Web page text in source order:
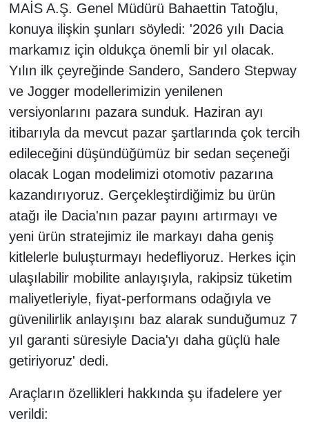
MAİS A.Ş. Genel Müdürü Bahaettin Tatoğlu,
konuya ilişkin şunları söyledi: '2026 yılı Dacia
markamız için oldukça önemli bir yıl olacak.
Yılın ilk çeyreğinde Sandero, Sandero Stepway
ve Jogger modellerimizin yenilenen
versiyonlarını pazara sunduk. Haziran ayı
itibarıyla da mevcut pazar şartlarında çok tercih
edileceğini düşündüğümüz bir sedan seçeneği
olacak Logan modelimizi otomotiv pazarına
kazandırıyoruz. Gerçekleştirdiğimiz bu ürün
atağı ile Dacia'nın pazar payını artırmayı ve
yeni ürün stratejimiz ile markayı daha geniş
kitlelerle buluşturmayı hedefliyoruz. Herkes için
ulaşılabilir mobilite anlayışıyla, rakipsiz tüketim
maliyetleriyle, fiyat-performans odağıyla ve
güvenilirlik anlayışını baz alarak sunduğumuz 7
yıl garanti süresiyle Dacia'yı daha güçlü hale
getiriyoruz' dedi.
Araçların özellikleri hakkında şu ifadelere yer
verildi: